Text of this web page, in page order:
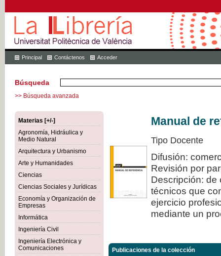
Principal Contáctenos Acceder
Búsqueda
>> Búsqueda avanzada
Materias [+/-]
Agronomía, Hidráulica y
Medio Natural
Arquitectura y Urbanismo
Arte y Humanidades
Ciencias
Ciencias Sociales y Jurídicas
Economía y Organización de
Empresas
Informática
Ingeniería Civil
Ingeniería Electrónica y
Comunicaciones
Manual de
Tipo Docente
Difusión:
Revisión por
Descripción: de
técnicos que
ejercicio
mediante un
Publicaciones de la colección